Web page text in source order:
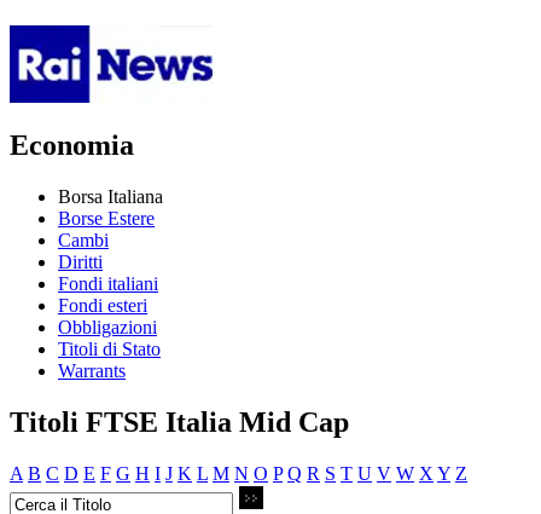
Economia
Borsa Italiana
Borse Estere
Cambi
Diritti
Fondi italiani
Fondi esteri
Obbligazioni
Titoli di Stato
Warrants
Titoli FTSE Italia Mid Cap
A B C D E F G H I J K L M N O P Q R S T U V W X Y Z